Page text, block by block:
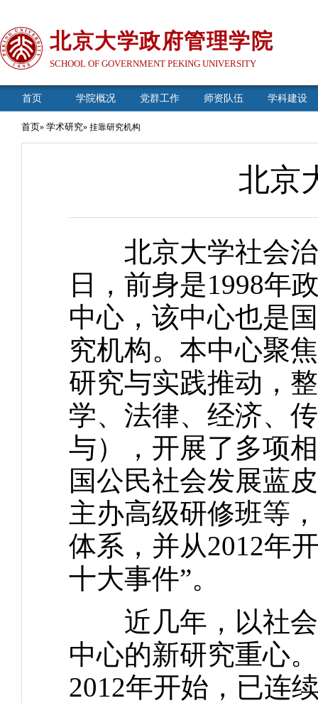
北京大学政府管理学院
SCHOOL OF GOVERNMENT PEKING UNIVERSITY
首页 学院概况 党群工作 师资队伍 学科建设
首页» 学术研究» 挂靠研究机构
北京
北京大学社会治
日，前身是1998年
中心，该中心也是
究机构。本中心聚
研究与实践推动，
学、法律、经济、
与），开展了多项
国公民社会发展蓝
主办高级研修班等
体系，并从2012年
十大事件”。
近几年，以社会
中心的新研究重心
2012年开始，已连